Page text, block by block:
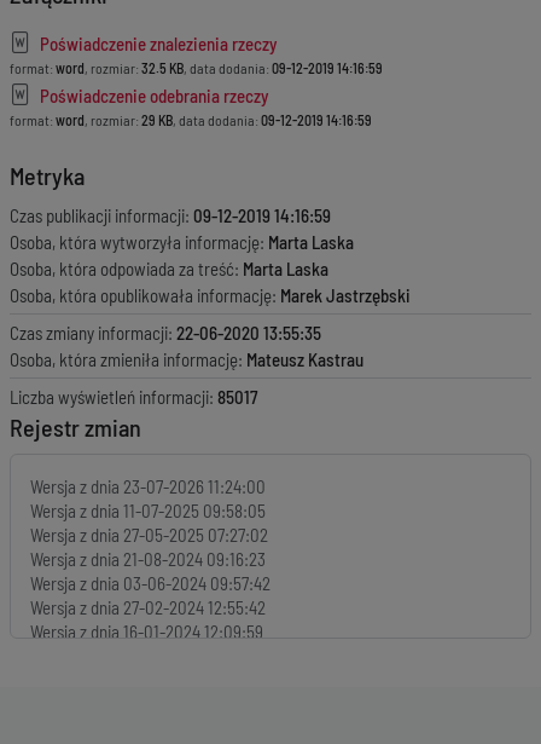
Poświadczenie znalezienia rzeczy
format: word, rozmiar: 32.5 KB, data dodania: 09-12-2019 14:16:59
Poświadczenie odebrania rzeczy
format: word, rozmiar: 29 KB, data dodania: 09-12-2019 14:16:59
Metryka
Czas publikacji informacji: 09-12-2019 14:16:59
Osoba, która wytworzyła informację: Marta Laska
Osoba, która odpowiada za treść: Marta Laska
Osoba, która opublikowała informację: Marek Jastrzębski
Czas zmiany informacji: 22-06-2020 13:55:35
Osoba, która zmieniła informację: Mateusz Kastrau
Liczba wyświetleń informacji: 85017
Rejestr zmian
Wersja z dnia 23-07-2026 11:24:00
Wersja z dnia 11-07-2025 09:58:05
Wersja z dnia 27-05-2025 07:27:02
Wersja z dnia 21-08-2024 09:16:23
Wersja z dnia 03-06-2024 09:57:42
Wersja z dnia 27-02-2024 12:55:42
Wersja z dnia 16-01-2024 12:09:59